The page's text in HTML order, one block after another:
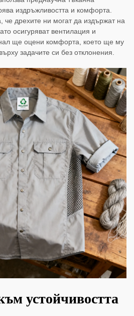
издръжливостта и комфорта.
че дрехите ни могат да издържат на
осигуряват вентилация и
ще оцени комфорта, което ще му
задачите си без отклонения.
устойчивостта